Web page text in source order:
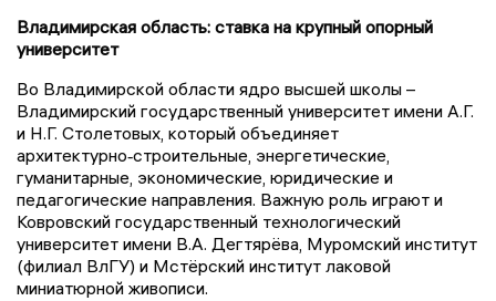
Владимирская область: ставка на крупный опорный
университет
Во Владимирской области ядро высшей школы –
Владимирский государственный университет имени А.Г.
и Н.Г. Столетовых, который объединяет
архитектурно‑строительные, энергетические,
гуманитарные, экономические, юридические и
педагогические направления. Важную роль играют и
Ковровский государственный технологический
университет имени В.А. Дегтярёва, Муромский институт
(филиал ВлГУ) и Мстёрский институт лаковой
миниатюрной живописи.